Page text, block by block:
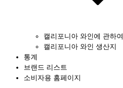
캘리포니아 와인에 관하여
캘리포니아 와인 생산지
통계
브랜드 리스트
소비자용 홈페이지